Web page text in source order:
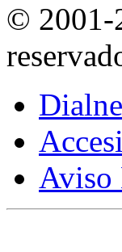
© 2001-
Aviso